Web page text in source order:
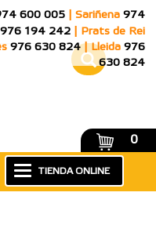
600 005 Sariñena 974
976 194 242
Prats de Rei
976 630 824 Lleida 976
630 824
0
TIENDA ONLINE